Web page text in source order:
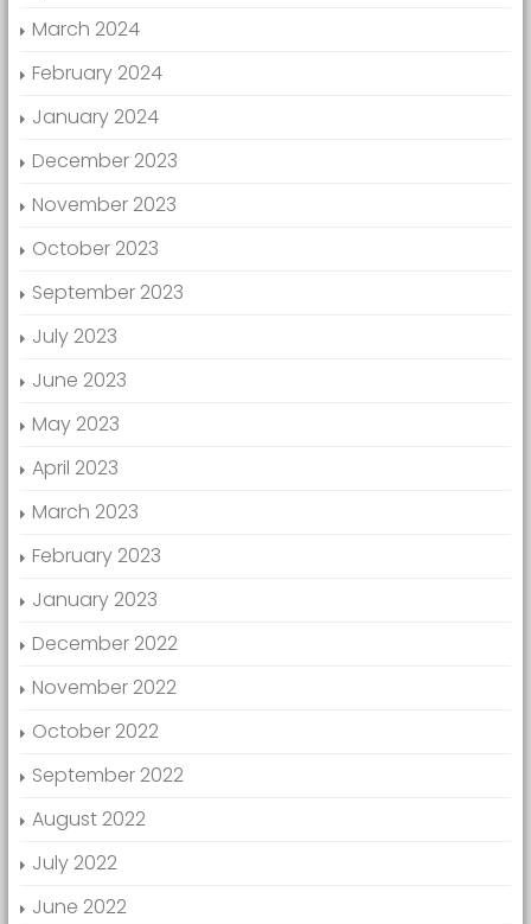
March 2024
February 2024
January 2024
December 2023
November 2023
October 2023
September 2023
July 2023
June 2023
May 2023
April 2023
March 2023
February 2023
January 2023
December 2022
November 2022
October 2022
September 2022
August 2022
July 2022
June 2022